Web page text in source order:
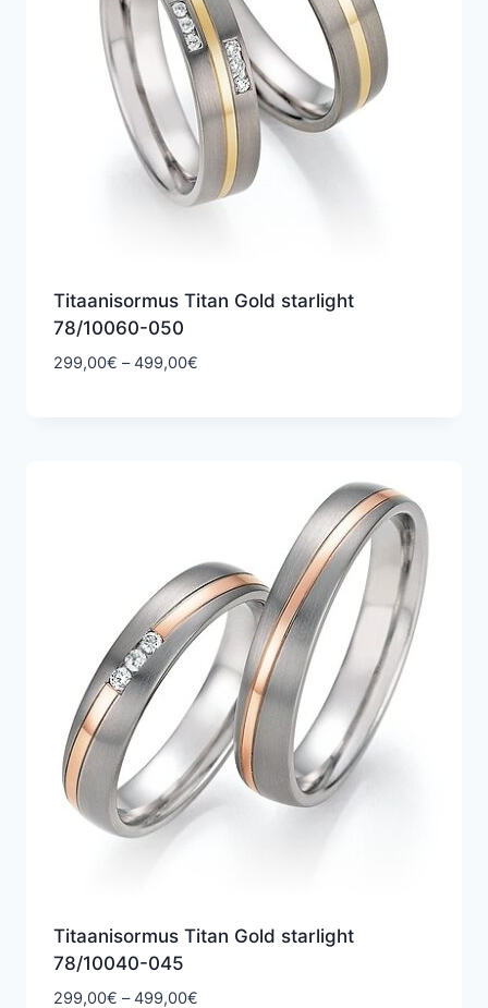
Titaanisormus Titan Gold starlight
78/10060-050
299,00€ – 499,00€Hintaluokka:
Titaanisormus Titan Gold starlight
78/10040-045
299,00€ – 499,00€Hintaluokka: